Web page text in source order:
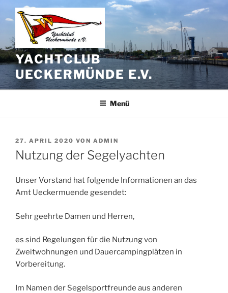
Zum
Inhalt
springen
YACHTCLUB
UECKERMÜNDE E.V.
Menü
VERÖFFENTLICHT
AM
27. APRIL 2020 VON ADMIN
Nutzung der Segelyachten
Unser Vorstand hat folgende Informationen an das
Amt Ueckermuende gesendet:
Sehr geehrte Damen und Herren,
es sind Regelungen für die Nutzung von
Zweitwohnungen und Dauercampingplätzen in
Vorbereitung.
Im Namen der Segelsportfreunde aus anderen